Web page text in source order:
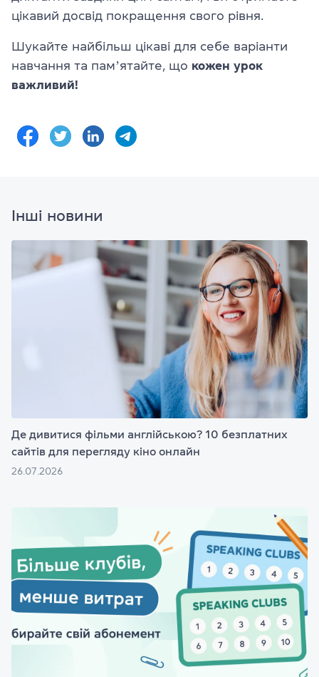
цікавий досвід покращення свого рівня.
Шукайте найбільш цікаві для себе варіанти
навчання та памʼятайте, що кожен урок
важливий!
Інші новини
Де дивитися фільми англійською? 10 безплатних
сайтів для перегляду кіно онлайн
26.07.2026